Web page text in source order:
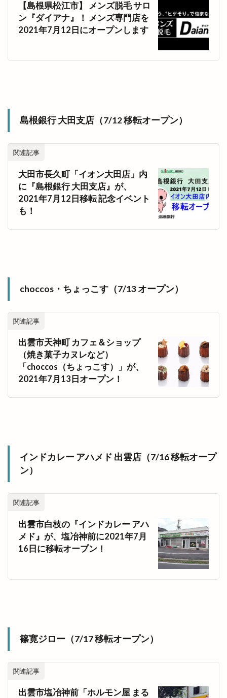
【島根県松江市】 メンズ脱毛 サロ
ン『ダイアナ』！ メンズ専門店を
2021年7月12日にオープンします
島根銀行 大田支店（7/12 移転オープン）
関連記事
大田市長久町「イオン大田店」内
に『島根銀行 大田支店』が、
2021年7月12日移転 記念イベント
も！
choccos・ちょっこす（7/13 オープン）
関連記事
出雲市天神町 カフェ＆ショップ
（焼き菓子カヌレなど）
「choccos（ちょっこす）」が、
2021年7月13日オープン！
インドカレー アハメド 出雲店（7/16 移転オープ
ン）
関連記事
出雲市白枝の『インドカレー アハ
メド』が、塩冶神前に2021年7月
16日に移転オープン！
篠寛ジロー（7/17 移転オープン）
関連記事
出雲市塩冶神前「ホルモン屋 まる